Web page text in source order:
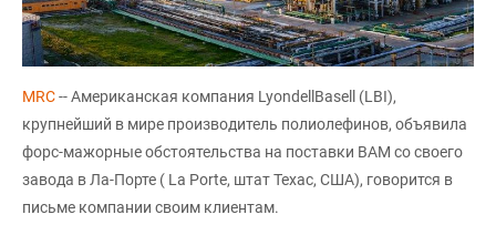
MRC-- Американская компания LyondellBasell (LBI),
крупнейший в мире производитель полиолефинов, объявила
форс-мажорные обстоятельства на поставки ВАМ со своего
завода в Ла-Порте ( La Porte, штат Техас, США), говорится в
письме компании своим клиентам.